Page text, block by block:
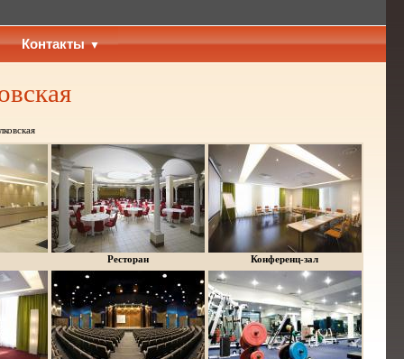
Контакты
Ресторан Конференц-зал